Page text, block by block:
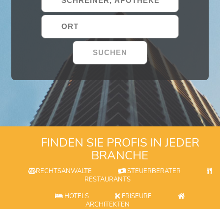
FINDEN SIE PROFIS IN JEDER
BRANCHE
RECHTSANWÄLTE
STEUERBERATER
RESTAURANTS
HOTELS
FRISEURE
ARCHITEKTEN